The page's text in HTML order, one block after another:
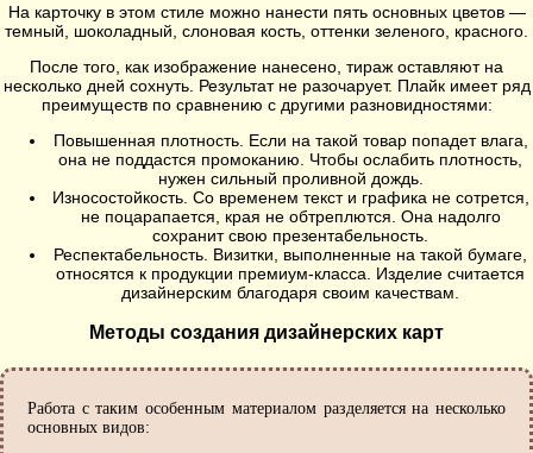
На карточку в этом стиле можно нанести пять основных цветов —
темный, шоколадный, слоновая кость, оттенки зеленого, красного.
После того, как изображение нанесено, тираж оставляют на
несколько дней сохнуть. Результат не разочарует. Плайк имеет ряд
преимуществ по сравнению с другими разновидностями:
Повышенная плотность. Если на такой товар попадет влага,
она не поддастся промоканию. Чтобы ослабить плотность,
нужен сильный проливной дождь.
Износостойкость. Со временем текст и графика не сотрется,
не поцарапается, края не обтреплются. Она надолго
сохранит свою презентабельность.
Респектабельность. Визитки, выполненные на такой бумаге,
относятся к продукции премиум-класса. Изделие считается
дизайнерским благодаря своим качествам.
Методы создания дизайнерских карт
Работа с таким особенным материалом разделяется на несколько
основных видов: